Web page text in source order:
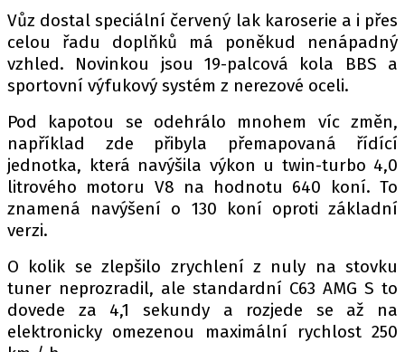
DAKAR
Z DOMOVA
ZE SVĚTA
MOTORSPORT
PIT LANE
ČEŠI V AKCI
FIA CEZ & POHÁRY
SLEDUJTE NÁS NA|
Vůz dostal speciální červený lak karoserie a i přes
celou řadu doplňků má poněkud nenápadný
vzhled. Novinkou jsou 19-palcová kola BBS a
sportovní výfukový systém z nerezové oceli.
Pod kapotou se odehrálo mnohem víc změn,
například zde přibyla přemapovaná řídící
jednotka, která navýšila výkon u twin-turbo 4,0
litrového motoru V8 na hodnotu 640 koní. To
znamená navýšení o 130 koní oproti základní
verzi.
O kolik se zlepšilo zrychlení z nuly na stovku
tuner neprozradil, ale standardní C63 AMG S to
dovede za 4,1 sekundy a rozjede se až na
elektronicky omezenou maximální rychlost 250